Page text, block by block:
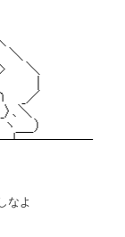
なよ